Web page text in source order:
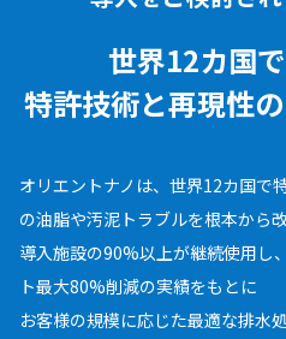
世界12カ国
特許技術と再現性
オリエントナノは、世界12カ国で
の油脂や汚泥トラブルを根本から
導入施設の90%以上が継続使用し
ト最大80%削減の実績をもとに
お客様の規模に応じた最適な排水